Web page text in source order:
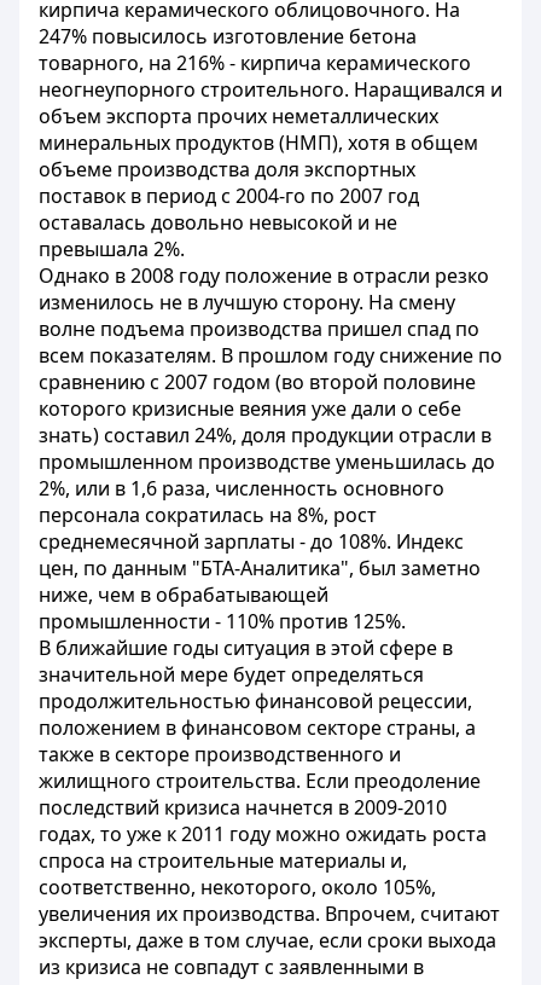
кирпича керамического облицовочного. На
247% повысилось изготовление бетона
товарного, на 216% - кирпича керамического
неогнеупорного строительного. Наращивался и
объем экспорта прочих неметаллических
минеральных продуктов (НМП), хотя в общем
объеме производства доля экспортных
поставок в период с 2004-го по 2007 год
оставалась довольно невысокой и не
превышала 2%.
Однако в 2008 году положение в отрасли резко
изменилось не в лучшую сторону. На смену
волне подъема производства пришел спад по
всем показателям. В прошлом году снижение по
сравнению с 2007 годом (во второй половине
которого кризисные веяния уже дали о себе
знать) составил 24%, доля продукции отрасли в
промышленном производстве уменьшилась до
2%, или в 1,6 раза, численность основного
персонала сократилась на 8%, рост
среднемесячной зарплаты - до 108%. Индекс
цен, по данным "БТА-Аналитика", был заметно
ниже, чем в обрабатывающей
промышленности - 110% против 125%.
В ближайшие годы ситуация в этой сфере в
значительной мере будет определяться
продолжительностью финансовой рецессии,
положением в финансовом секторе страны, а
также в секторе производственного и
жилищного строительства. Если преодоление
последствий кризиса начнется в 2009-2010
годах, то уже к 2011 году можно ожидать роста
спроса на строительные материалы и,
соответственно, некоторого, около 105%,
увеличения их производства. Впрочем, считают
эксперты, даже в том случае, если сроки выхода
из кризиса не совпадут с заявленными в